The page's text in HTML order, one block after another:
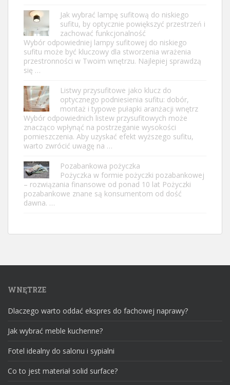
Jak wybrać lampę sufitową do niskiego
sufitu, by optycznie powiększyć przestrzeń i
zachować funkcjonalność
Wybór odpowiedniej lampy sufitowej do niskiego
sufitu może być kluczowy dla stworzenia wrażenia
przestronności w Twoim wnętrzu. Najlepiej sprawdzą
się …
Listwy przysufitowe jako klucz do
optycznego podniesienia sufitu: dobór,
montaż i typowe pułapki aranżacji wnętrz
Wybór odpowiednich listew przysufitowych może
znacząco wpłynąć na postrzeganie wysokości
pomieszczenia. Aby uzyskać efekt wyższego sufitu,
warto zwrócić uwagę na …
Pozabankowa pożyczka
Pożyczka w formie pożyczki pozabankowej
– rozwiązania finansowe od ponad 10 lat Pożyczki
pozabankowe znane są konsumentom od dość
dawna. …
WNĘTRZE
Dlaczego warto oddać ekspres do fachowej naprawy?
Jak wybrać meble kuchenne?
Fotel idealny do salonu i sypialni
Co to jest materiał solid surface?